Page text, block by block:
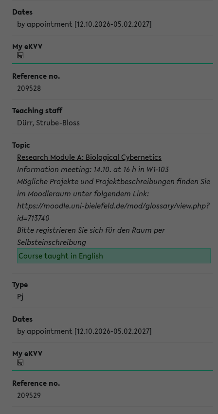
by appointment [12.10.2026-05.02.2027]
209528
Dürr, Strube-Bloss
Research Module A: Biological Cybernetics
Information meeting: 14.10. at 16 h in W1-103
Mögliche Projekte und Projektbeschreibungen finden Sie
im Moodleraum unter folgendem Link:
https://moodle.uni-bielefeld.de/mod/glossary/view.php?
id=713740
Bitte registrieren Sie sich für den Raum per
Selbsteinschreibung
Course taught in English
Pj
by appointment [12.10.2026-05.02.2027]
209529